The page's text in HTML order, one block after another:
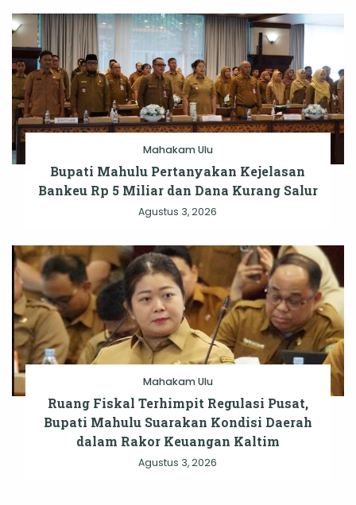
Mahakam Ulu
Bupati Mahulu Pertanyakan Kejelasan
Bankeu Rp 5 Miliar dan Dana Kurang Salur
Agustus 3, 2026
Mahakam Ulu
Ruang Fiskal Terhimpit Regulasi Pusat,
Bupati Mahulu Suarakan Kondisi Daerah
dalam Rakor Keuangan Kaltim
Agustus 3, 2026